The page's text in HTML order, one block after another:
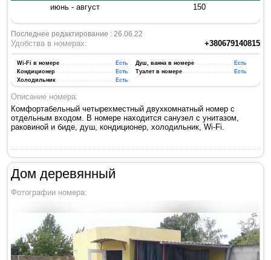
июнь - август
150
Последнее редактирование : 26.06.22
+380679140815
Удобства в номерах:
Wi-Fi в номере Есть Душ, ванна в номере
Есть
Кондиционер
Есть Туалет в номере
Есть
Холодильник
Есть
Описание номера:
Комфортабельный четырехместный двухкомнатный номер с
отдельным входом. В номере находится санузел с унитазом,
раковиной и биде, душ, кондиционер, холодильник, Wi-Fi.
Дом деревянный
Фотографии номера: